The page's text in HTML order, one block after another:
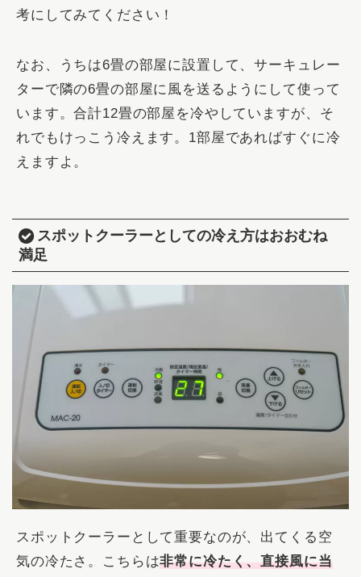
考にしてみてください！
なお、うちは6畳の部屋に設置して、サーキュレー
ターで隣の6畳の部屋に風を送るようにして使って
います。合計12畳の部屋を冷やしていますが、そ
れでもけっこう冷えます。1部屋であればすぐに冷
えますよ。
スポットクーラーとしての冷え方はおおむね
満足
スポットクーラーとして重要なのが、出てくる空
気の冷たさ。こちらは非常に冷たく、直接風に当